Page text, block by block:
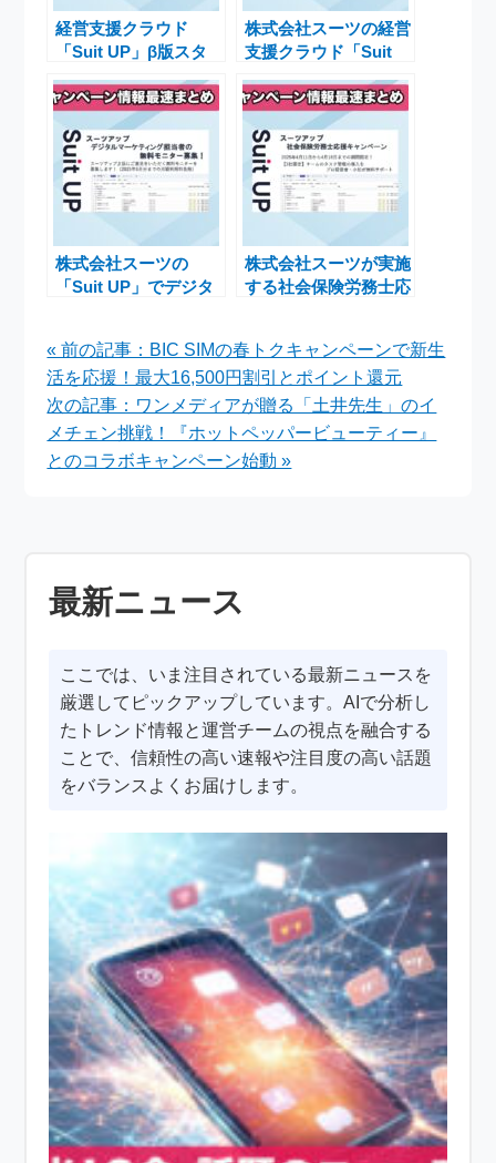
経営支援クラウド
「Suit UP」β版スタ
ートキャンペーンを
2025年6月まで延長す
るお知らせ
株式会社スーツの経営
支援クラウド「Suit
UP」、健康経営担当
者向け無料モニター募
集キャンペーン
株式会社スーツの
「Suit UP」でデジタ
株式会社スーツが実施
する社会保険労務士応
« 前の記事：BIC SIMの春トクキャンペーンで新生
活を応援！最大16,500円割引とポイント還元
次の記事：ワンメディアが贈る「土井先生」のイ
メチェン挑戦！『ホットペッパービューティー』
とのコラボキャンペーン始動 »
最新ニュース
ここでは、いま注目されている最新ニュースを
厳選してピックアップしています。AIで分析し
たトレンド情報と運営チームの視点を融合する
ことで、信頼性の高い速報や注目度の高い話題
をバランスよくお届けします。